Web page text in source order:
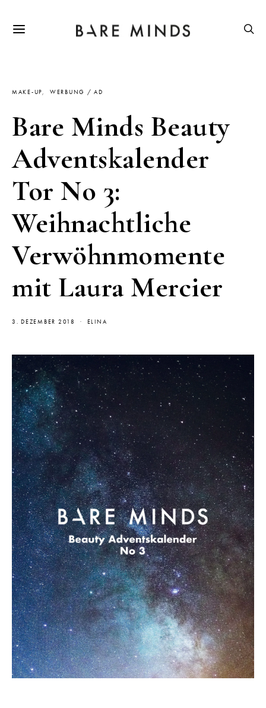
MAKE-UP WERBUNG / AD
Bare Minds Beauty
Adventskalender
Tor No 3:
Weihnachtliche
Verwöhnmomente
mit Laura Mercier
3. DEZEMBER 2018 ELINA